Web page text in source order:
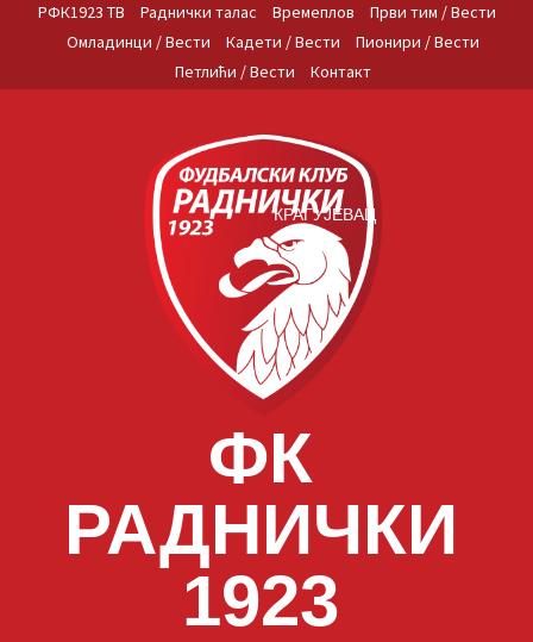
РФК1923 ТВ Раднички талас Времеплов
Први тим / Вести
Омладинци / Вести
Кадети / Вести
Пионири / Вести
Петлићи / Вести
Контакт
ФК
РАДНИЧКИ
1923
КРАГУЈЕВАЦ